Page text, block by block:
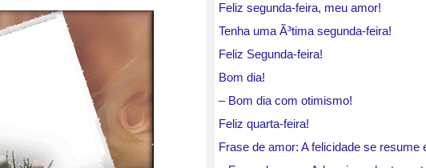
Feliz segunda-feira, meu amor!
Tenha uma Ã³tima segunda-feira!
Feliz Segunda-feira!
Bom dia!
– Bom dia com otimismo!
Feliz quarta-feira!
Frase de amor: A felicidade se